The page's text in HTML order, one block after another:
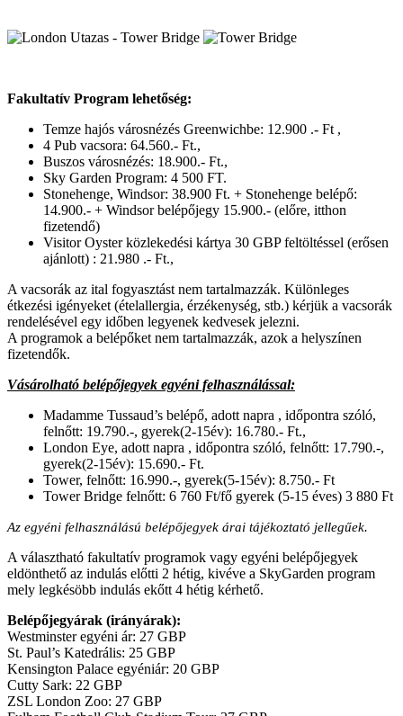
Fakultatív Program lehetőség:
Temze hajós városnézés Greenwichbe: 12.900 .- Ft ,
4 Pub vacsora: 64.560.- Ft.,
Buszos városnézés: 18.900.- Ft.,
Sky Garden Program: 4 500 FT.
Stonehenge, Windsor: 38.900 Ft. + Stonehenge belépő:
14.900.- + Windsor belépőjegy 15.900.- (előre, itthon
fizetendő)
Visitor Oyster közlekedési kártya 30 GBP feltöltéssel (erősen
ajánlott) : 21.980 .- Ft.,
A vacsorák az ital fogyasztást nem tartalmazzák. Különleges
étkezési igényeket (ételallergia, érzékenység, stb.) kérjük a vacsorák
rendelésével egy időben legyenek kedvesek jelezni.
A programok a belépőket nem tartalmazzák, azok a helyszínen
fizetendők.
Vásárolható belépőjegyek egyéni felhasználással:
Madamme Tussaud’s belépő, adott napra , időpontra szóló,
felnőtt: 19.790.-, gyerek(2-15év): 16.780.- Ft.,
London Eye, adott napra , időpontra szóló, felnőtt: 17.790.-,
gyerek(2-15év): 15.690.- Ft.
Tower, felnőtt: 16.990.-, gyerek(5-15év): 8.750.- Ft
Tower Bridge felnőtt: 6 760 Ft/fő gyerek (5-15 éves) 3 880 Ft
Az egyéni felhasználású belépőjegyek árai tájékoztató jellegűek.
A választható fakultatív programok vagy egyéni belépőjegyek
eldönthető az indulás előtti 2 hétig, kivéve a SkyGarden program
mely legkésöbb indulás ekőtt 4 hétig kérhető.
Belépőjegyárak (irányárak):
Westminster egyéni ár: 27 GBP
St. Paul’s Katedrális: 25 GBP
Kensington Palace egyéniár: 20 GBP
Cutty Sark: 22 GBP
ZSL London Zoo: 27 GBP